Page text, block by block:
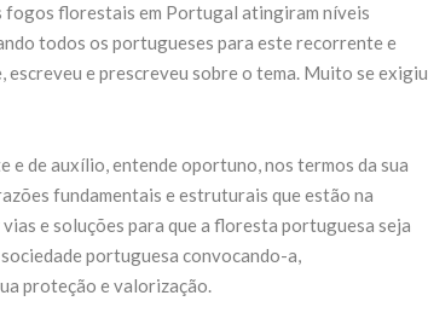
fogos florestais em Portugal atingiram níveis
todos os portugueses para este recorrente e
e prescreveu sobre o tema. Muito se exigiu
e de auxílio, entende oportuno, nos termos da sua
fundamentais e estruturais que estão na
e soluções para que a floresta portuguesa seja
portuguesa convocando-a,
proteção e valorização.